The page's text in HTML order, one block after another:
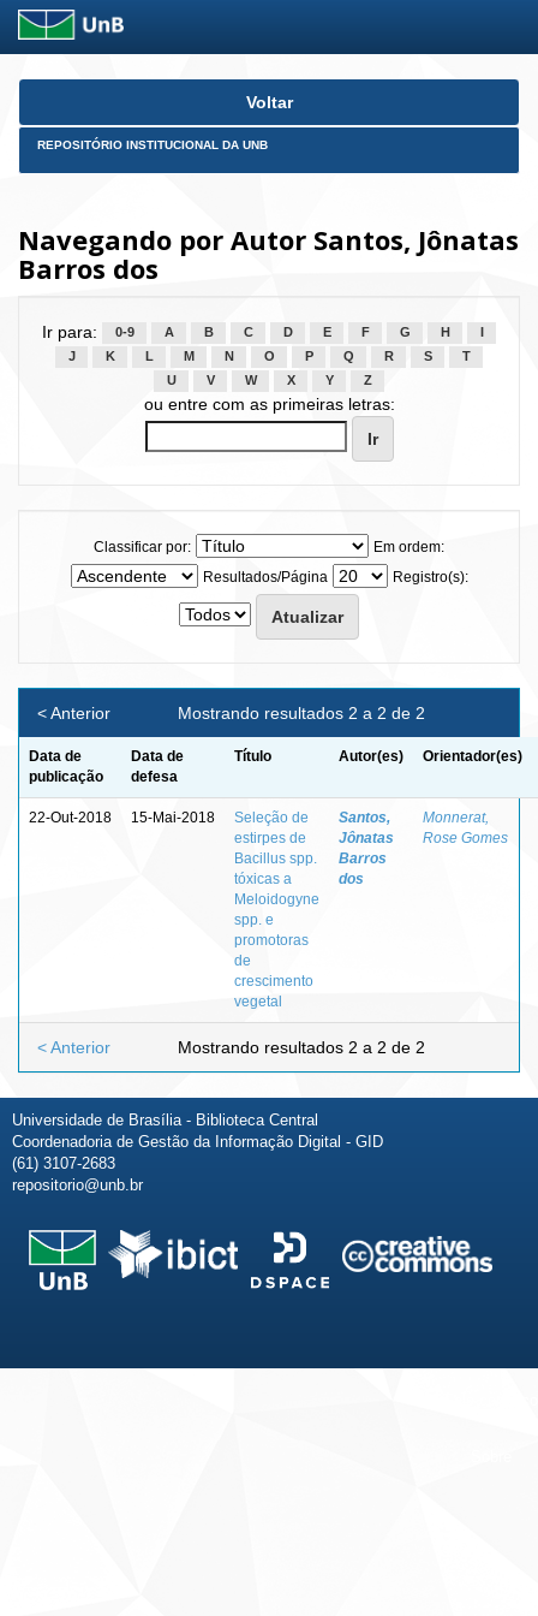
Skip
Voltar
REPOSITÓRIO INSTITUCIONAL DA UNB
Navegando por Autor Santos, Jônatas
Barros dos
Ir para: 0-9 A B C D E F G H
J
K L M N O P Q R S
T
U
V W X Y Z
ou entre com as primeiras letras:
Classificar por:
Em ordem:
Resultados/Página
Registro(s):
Mostrando resultados 2 a 2 de 2
< Anterior
Data de
publicação
Data de
defesa
Título Autor(es) Orientador(es)
22-Out-2018 15-Mai-2018
Seleção de
estirpes de
Bacillus spp.
tóxicas a
Meloidogyne
spp. e
promotoras
de
crescimento
vegetal
Santos,
Jônatas
Barros
dos
Monnerat,
Rose Gomes
Mostrando resultados 2 a 2 de 2
< Anterior
Universidade de Brasília - Biblioteca Central
Coordenadoria de Gestão da Informação Digital - GID
(61) 3107-2683
repositorio@unb.br